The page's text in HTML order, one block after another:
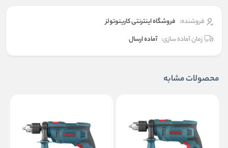
فروشنده: فروشگاه اینترنتی کارینوتولز
زمان آماده سازی: آماده ارسال
محصولات مشابه